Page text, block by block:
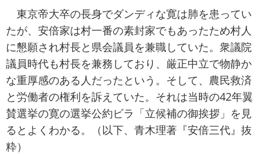
東京帝大卒の長身でダンディな寛は肺を患ってい
たが、安倍家は村一番の素封家でもあったため村人
に懇願され村長と県会議員を兼職していた。衆議院
議員時代も村長を兼務しており、厳正中立で物静か
な重厚感のある人だったという。そして、農民救済
と労働者の権利を訴えていた。それは当時の42年翼
賛選挙の寛の選挙公約ビラ「立候補の御挨拶」を見
るとよくわかる。（以下、青木理著『安倍三代』抜
粋）